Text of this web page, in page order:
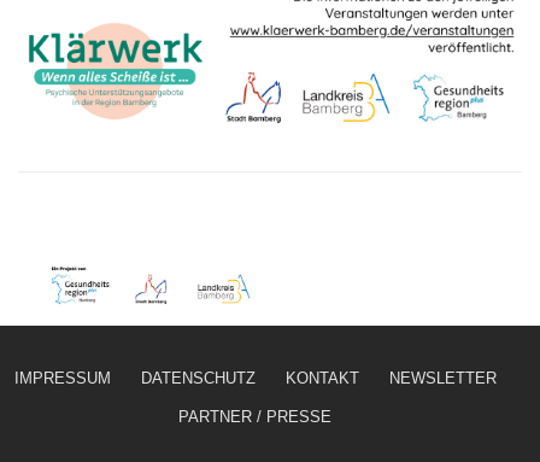
IMPRESSUM DATENSCHUTZ KONTAKT NEWSLETTER
PARTNER / PRESSE